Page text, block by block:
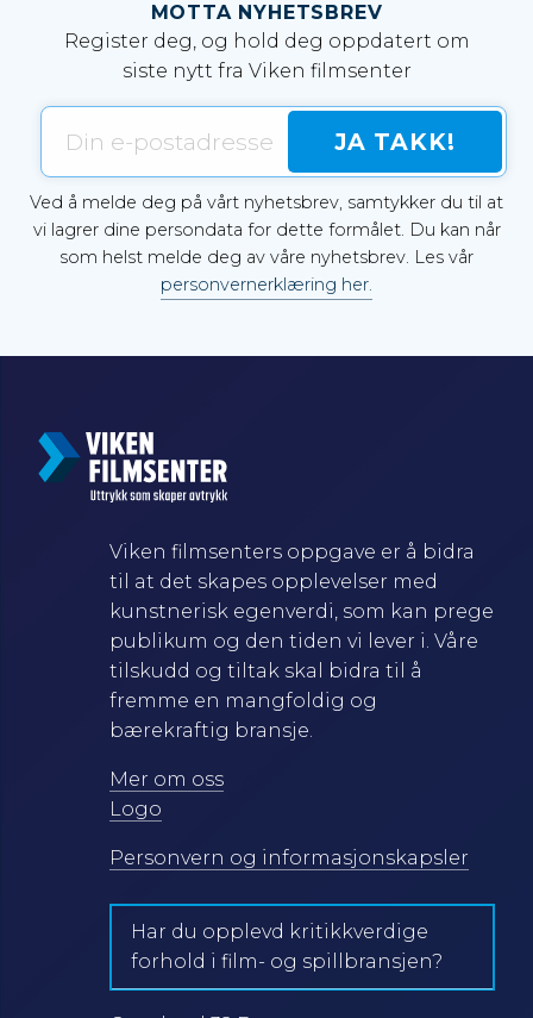
MOTTA NYHETSBREV
Register deg, og hold deg oppdatert om
siste nytt fra Viken filmsenter
Ved å melde deg på vårt nyhetsbrev, samtykker du til at
vi lagrer dine persondata for dette formålet. Du kan når
som helst melde deg av våre nyhetsbrev. Les vår
personvernerklæring her.
Viken filmsenters oppgave er å bidra
til at det skapes opplevelser med
kunstnerisk egenverdi, som kan prege
publikum og den tiden vi lever i. Våre
tilskudd og tiltak skal bidra til å
fremme en mangfoldig og
bærekraftig bransje.
Mer om oss
Logo
Personvern og informasjonskapsler
Har du opplevd kritikkverdige
forhold i film- og spillbransjen?